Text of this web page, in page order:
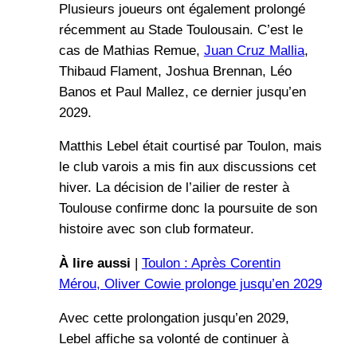
Plusieurs joueurs ont également prolongé
récemment au Stade Toulousain. C’est le
cas de Mathias Remue, Juan Cruz Mallia,
Thibaud Flament, Joshua Brennan, Léo
Banos et Paul Mallez, ce dernier jusqu’en
2029.
Matthis Lebel était courtisé par Toulon, mais
le club varois a mis fin aux discussions cet
hiver. La décision de l’ailier de rester à
Toulouse confirme donc la poursuite de son
histoire avec son club formateur.
À lire aussi
Toulon : Après Corentin
Mérou, Oliver Cowie prolonge jusqu’en 2029
Avec cette prolongation jusqu’en 2029,
Lebel affiche sa volonté de continuer à